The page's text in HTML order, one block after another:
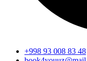
+998 93 008 83 48